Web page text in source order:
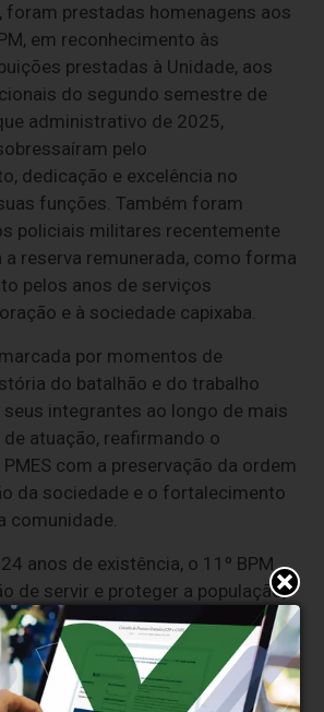
foram prestadas homenagens aos
em reconhecimento às
prestadas à Unidade, aos
do segundo semestre de
administrativo de 2025,
pelo
dedicação e excelência no
funções. Também foram
policiais militares recentemente
reserva remunerada, como forma
pelos anos de serviços
e à sociedade capixaba.
por momentos de
do batalhão e do trabalho
integrantes ao longo de mais
atuação, reafirmando o
com a preservação da ordem
da sociedade e o fortalecimento
comunidade.
anos de existência, o 11º BPM
de servir e proteger a população,
valores de disciplina, dedicação e
consolidaram a Unidade como
noroeste do Estado e lhe
"A Sentinela Capixaba".